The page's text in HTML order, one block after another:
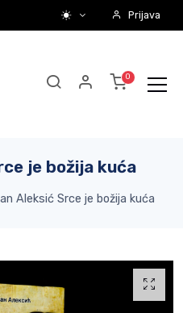
Prijava
je božija kuća
Aleksić Srce je božija kuća